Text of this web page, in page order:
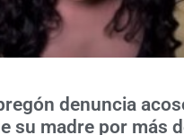
denuncia
su madre por más